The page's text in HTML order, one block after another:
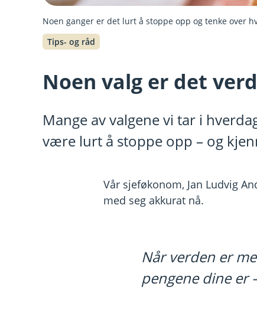
Noen ganger er det lurt å stoppe opp og tenke over
Tips- og råd
Noen valg er det
Mange av valgene vi tar i
være lurt å stoppe opp – og
Vår sjeføkonom, Jan Ludvig
med seg akkurat nå.
Når verden er
pengene dine er